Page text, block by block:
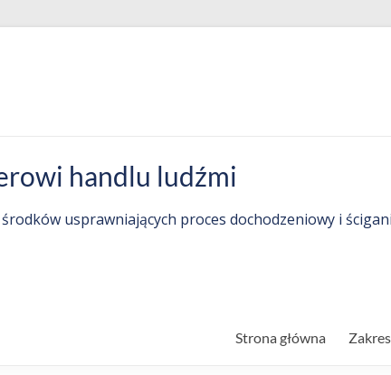
handlu ludźmi
usprawniających proces dochodzeniowy i
Strona główna Zakres